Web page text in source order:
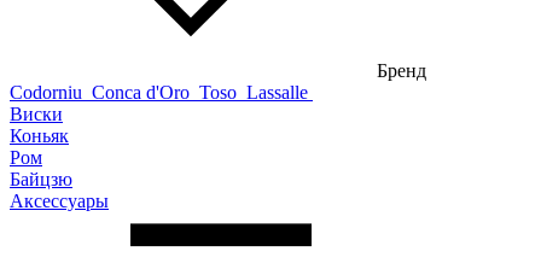
Бренд
Codorniu Conca d'Oro Toso Lassalle
Виски
Коньяк
Ром
Байцзю
Аксессуары